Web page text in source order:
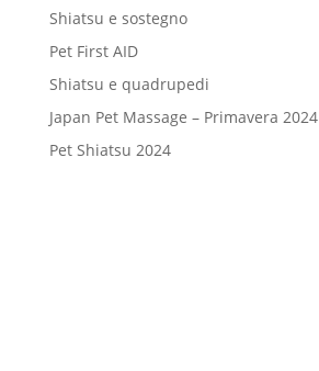
Shiatsu e sostegno
Pet First AID
Shiatsu e quadrupedi
Japan Pet Massage – Primavera 2024
Pet Shiatsu 2024